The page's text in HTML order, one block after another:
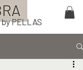
by PELLAS